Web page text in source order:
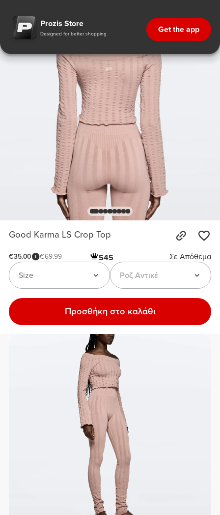
Prozis Store
Designed for better shopping Get the app
Good Karma LS Crop Top
€35.00 €69.99 545
Σε Απόθεμα
Ροζ Αντικέ
Size
Προσθήκη στο καλάθι